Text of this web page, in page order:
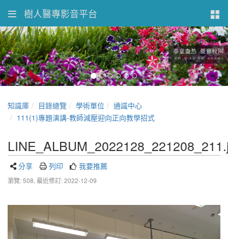
樹人醫專影音平台
知識庫 目錄總覽 學術單位
通識中心
111(1)專題演講-教師減壓迎向正向教學招式
分享 列印 我要推薦
瀏覽: 508, 最近修訂: 2022-12-09